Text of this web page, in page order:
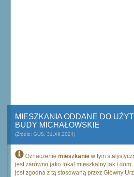
MIESZKANIA ODDANE DO
BUDY MICHAŁOWSKIE
(Źródło: GUS, 31.XII.2024)
Oznaczenie mieszkanie w tym
jest zarówno jako lokal mieszkalny jak i
jest zgodna z tą stosowaną przez Główny